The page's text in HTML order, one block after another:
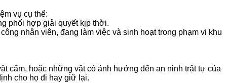
vụ cụ thể:
phối hợp giải quyết kịp thời.
nhân viên, đang làm việc và sinh hoạt trong phạm vi khu
cấm, hoặc những vật có ảnh hưởng đến an ninh trật tự của
cho họ đi hay giữ lại.